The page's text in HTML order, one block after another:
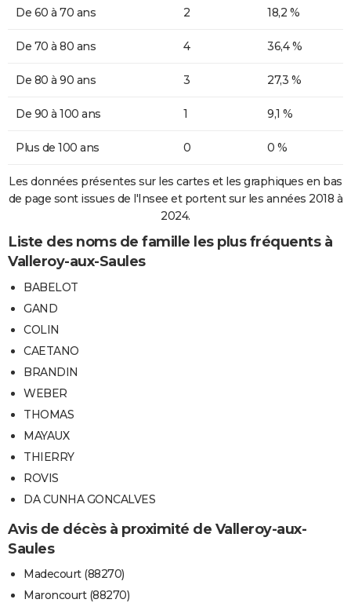
De 60 à 70 ans 2 18,2 %
De 70 à 80 ans 4 36,4 %
De 80 à 90 ans 3 27,3 %
De 90 à 100 ans 1 9,1 %
Plus de 100 ans 0 0 %
Les données présentes sur les cartes et les graphiques en bas
de page sont issues de l'Insee et portent sur les années 2018 à
2024.
Liste des noms de famille les plus fréquents à
Valleroy-aux-Saules
BABELOT
GAND
COLIN
CAETANO
BRANDIN
WEBER
THOMAS
MAYAUX
THIERRY
ROVIS
DA CUNHA GONCALVES
Avis de décès à proximité de Valleroy-aux-
Saules
Madecourt (88270)
Maroncourt (88270)